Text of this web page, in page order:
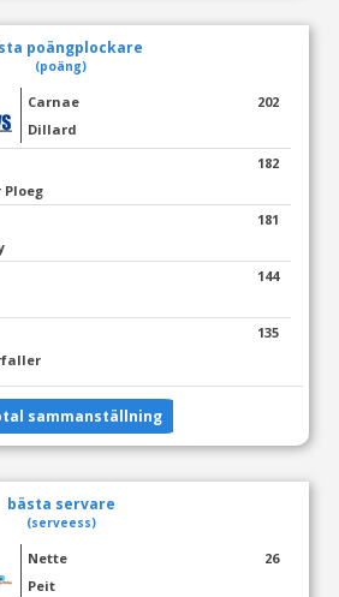
poängplockare
(poäng)
Carnae
Dillard
202
Ploeg
182
181
144
135
sammanställning
bästa servare
(serveess)
Nette
Peit
26